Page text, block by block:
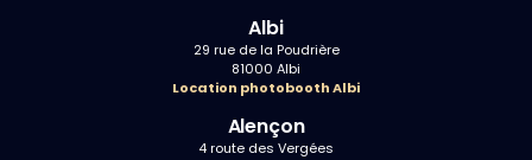
Albi
29 rue de la Poudrière
81000 Albi
Location photobooth Albi
Alençon
4 route des Vergées